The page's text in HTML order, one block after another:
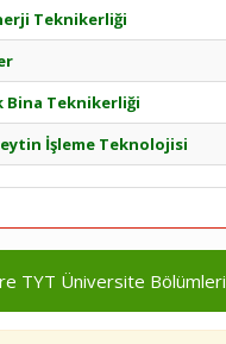
Teknikerliği
Bina Teknikerliği
İşleme Teknolojisi
TYT Üniversite Bölümleri